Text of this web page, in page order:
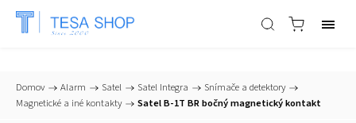
📞+421 903 553 805 info@tesa-systems.sk
Domov / Alarm / Satel / Satel Integra / Snímače a detektory /
Magnetické a iné kontakty / Satel B-1T BR bočný magnetický kontakt